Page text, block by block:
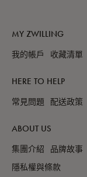
MY ZWILLING
我的帳戶 收藏清單
HERE TO HELP
常見問題 配送政策
ABOUT US
集團介紹 品牌故事
隱私權與條款